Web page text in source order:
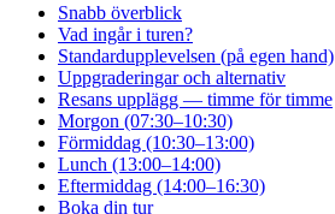
Snabb överblick
Vad ingår i turen?
Standardupplevelsen (på egen hand)
Uppgraderingar och alternativ
Resans upplägg — timme för timme
Morgon (07:30–10:30)
Förmiddag (10:30–13:00)
Lunch (13:00–14:00)
Eftermiddag (14:00–16:30)
Boka din tur